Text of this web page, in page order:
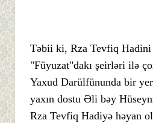
Təbii ki, Rza Tevfiq Hadini
"Füyuzat"dakı şeirləri ilə
Yaxud Darülfünunda bir
yaxın dostu Əli bəy
Rza Tevfiq Hadiyə həyan